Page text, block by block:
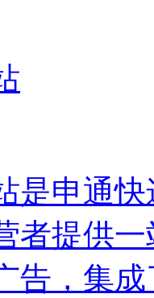
是申通
者提供
告，集